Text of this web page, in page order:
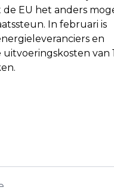
de EU het anders
In februari is
en
van
ONDERZOEK
BIJ DE KUIP
OVERLEDEN